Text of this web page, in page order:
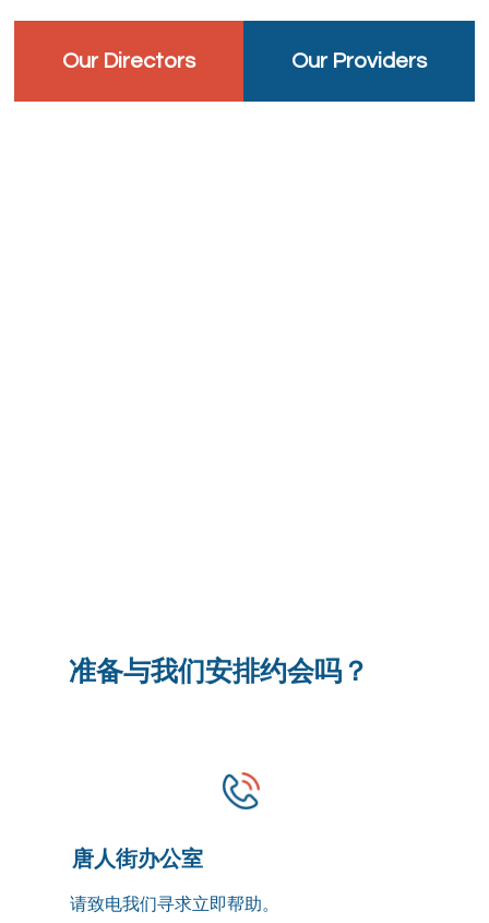
Our Directors Our Providers
准备与我们安排约会吗？
唐人街办公室
请致电我们寻求立即帮助。